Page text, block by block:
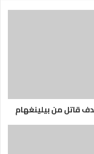
قاتل من بيلينغهام